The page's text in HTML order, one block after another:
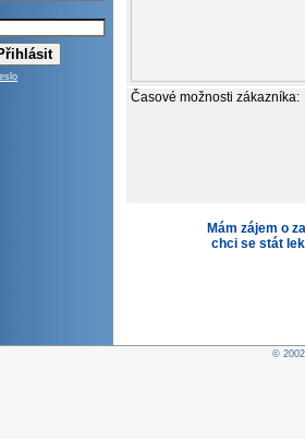
Časové možnosti zákazníka:
Mám zájem o
chci se stát
©